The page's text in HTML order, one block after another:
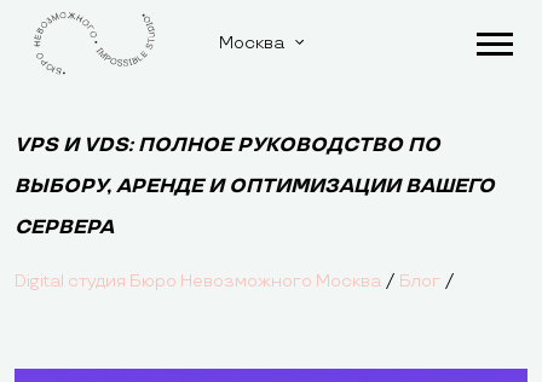
Москва
VPS И VDS: ПОЛНОЕ РУКОВОДСТВО ПО
ВЫБОРУ, АРЕНДЕ И ОПТИМИЗАЦИИ ВАШЕГО
СЕРВЕРА
Digital студия Бюро Невозможного Москва / Блог /